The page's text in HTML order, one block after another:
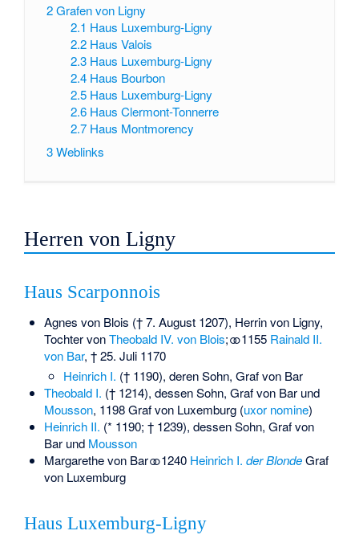
2Grafen von Ligny
2.1 Haus Luxemburg-Ligny
2.2 Haus Valois
2.3 Haus Luxemburg-Ligny
2.4 Haus Bourbon
2.5 Haus Luxemburg-Ligny
2.6 Haus Clermont-Tonnerre
2.7 Haus Montmorency
3Weblinks
Herren von Ligny
Haus Scarponnois
Agnes von Blois († 7. August 1207), Herrin von Ligny,
Tochter vonTheobald IV. von Blois; ⚭ 1155 Rainald II.
von Bar, † 25. Juli 1170
Heinrich I. († 1190), deren Sohn,Graf von Bar
Theobald I. († 1214), dessen Sohn, Graf von Barund
Mousson, 1198 Graf von Luxemburg (uxor nomine)
Heinrich II. (* 1190; † 1239), dessen Sohn, Graf von
Barund Mousson
Margarethe von Bar ⚭ 1240 Heinrich I. der BlondeGraf
von Luxemburg
Haus Luxemburg-Ligny